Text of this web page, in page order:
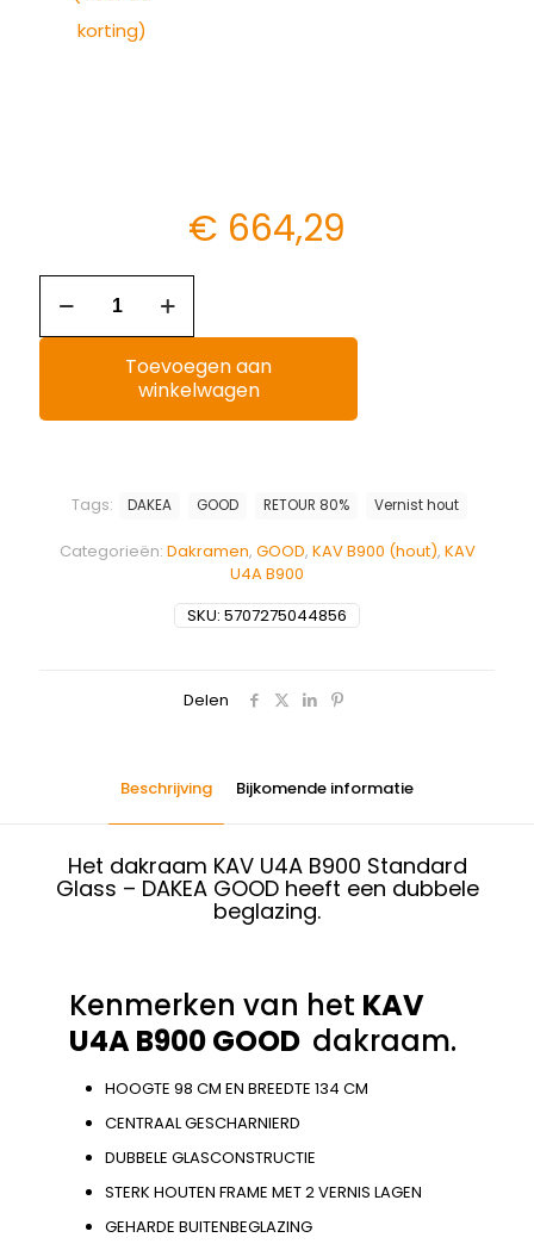
korting)
€ 664,29
Toevoegen aan
winkelwagen
SKU: 5707275044856
Categorieën: Dakramen, GOOD, KAV B900 (hout), KAV
U4A B900
Tags: DAKEA GOOD RETOUR 80% Vernist hout
Delen
Beschrijving Bijkomende informatie
Het dakraam KAV U4A B900 Standard
Glass – DAKEA GOOD heeft een dubbele
beglazing.
Kenmerken van het KAV
U4A B900 GOOD dakraam.
HOOGTE 98 CM EN BREEDTE 134 CM
CENTRAAL GESCHARNIERD
DUBBELE GLASCONSTRUCTIE
STERK HOUTEN FRAME MET 2 VERNIS LAGEN
GEHARDE BUITENBEGLAZING